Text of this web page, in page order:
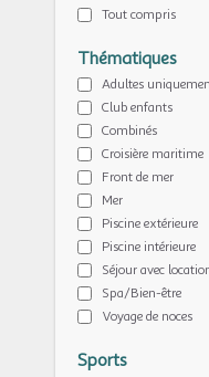
Tout compris
Thématiques
Adultes
Club enfants
Combinés
Croisière maritime
Front de mer
Mer
Piscine extérieure
Piscine intérieure
Séjour avec
Spa/Bien-être
Voyage de noces
Sports